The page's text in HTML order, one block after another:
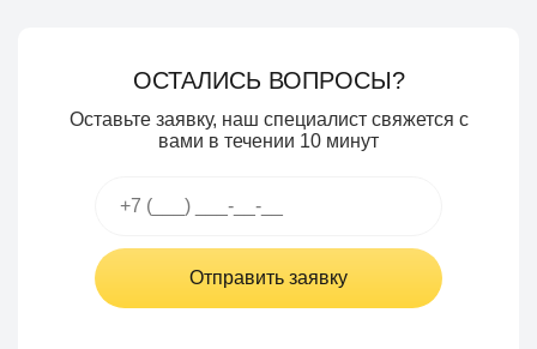
ОСТАЛИСЬ ВОПРОСЫ?
Оставьте заявку, наш специалист свяжется с
вами в течении 10 минут
Отправить заявку